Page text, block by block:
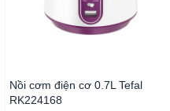
Nồi cơm điện cơ 0.7L Tefal
RK224168